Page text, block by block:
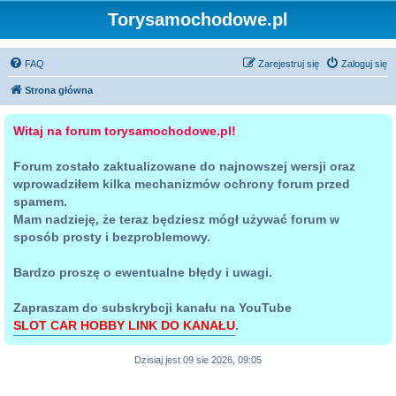
Torysamochodowe.pl
FAQ Zaloguj się
Zarejestruj się
Strona główna
Witaj na forum torysamochodowe.pl!
Forum zostało zaktualizowane do najnowszej wersji oraz
wprowadziłem kilka mechanizmów ochrony forum przed
spamem.
Mam nadzieję, że teraz będziesz mógł używać forum w
sposób prosty i bezproblemowy.
Bardzo proszę o ewentualne błędy i uwagi.
Zapraszam do subskrybcji kanału na YouTube
SLOT CAR HOBBY LINK DO KANAŁU.
Dzisiaj jest 09 sie 2026, 09:05